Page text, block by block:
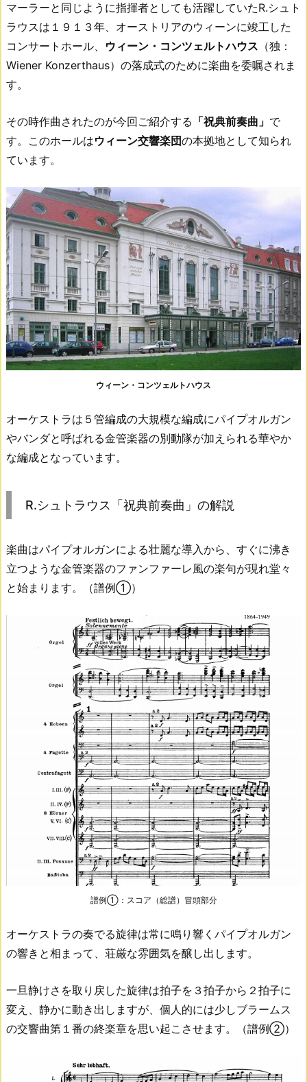
マーラーと同じように指揮者としても活躍していたR.シュト
ラウスは１９１３年、オーストリアのウィーンに竣工した
コンサートホール、 ウィーン・コンツェルトハウス （独：
Wiener Konzerthaus）の落成式のために楽曲を委嘱されま
す。
その時作曲されたのが今回ご紹介する 「祝典前奏曲」 で
す。このホールはウィーン交響楽団の本拠地として知られ
ています。
ウィーン・コンツェルトハウス
オーケストラは５管編成の大規模な編成にパイプオルガン
やバンダと呼ばれる金管楽器の別動隊が加えられる華やか
な編成となっています。
R.シュトラウス「祝典前奏曲」の解説
楽曲はパイプオルガンによる壮麗な導入から、すぐに沸き
立つような金管楽器のファンファーレ風の楽句が現れ堂々
と始まります。（譜例①）
譜例①：スコア（総譜）冒頭部分
オーケストラの奏でる旋律は常に鳴り響くパイプオルガン
の響きと相まって、荘厳な雰囲気を醸し出します。
一旦静けさを取り戻した旋律は拍子を３拍子から２拍子に
変え、静かに動き出しますが、個人的には少しブラームス
の交響曲第１番の終楽章を思い起こさせます。（譜例②）